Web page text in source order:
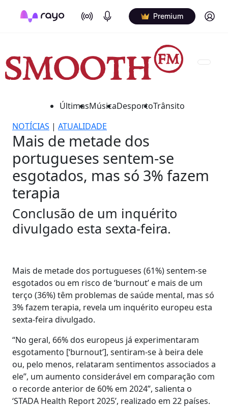
On Air Podcasts Premium Log in
ÚltimasMúsicaDesportoTrânsito
NOTÍCIAS | ATUALIDADE
Mais de metade dos
portugueses sentem-se
esgotados, mas só 3% fazem
terapia
Conclusão de um inquérito
divulgado esta sexta-feira.
Mais de metade dos portugueses (61%) sentem-se
esgotados ou em risco de ‘burnout’ e mais de um
terço (36%) têm problemas de saúde mental, mas só
3% fazem terapia, revela um inquérito europeu esta
sexta-feira divulgado.
“No geral, 66% dos europeus já experimentaram
esgotamento [‘burnout’], sentiram-se à beira dele
ou, pelo menos, relataram sentimentos associados a
ele”, um aumento considerável em comparação com
o recorde anterior de 60% em 2024”, salienta o
‘STADA Health Report 2025’, realizado em 22 países.